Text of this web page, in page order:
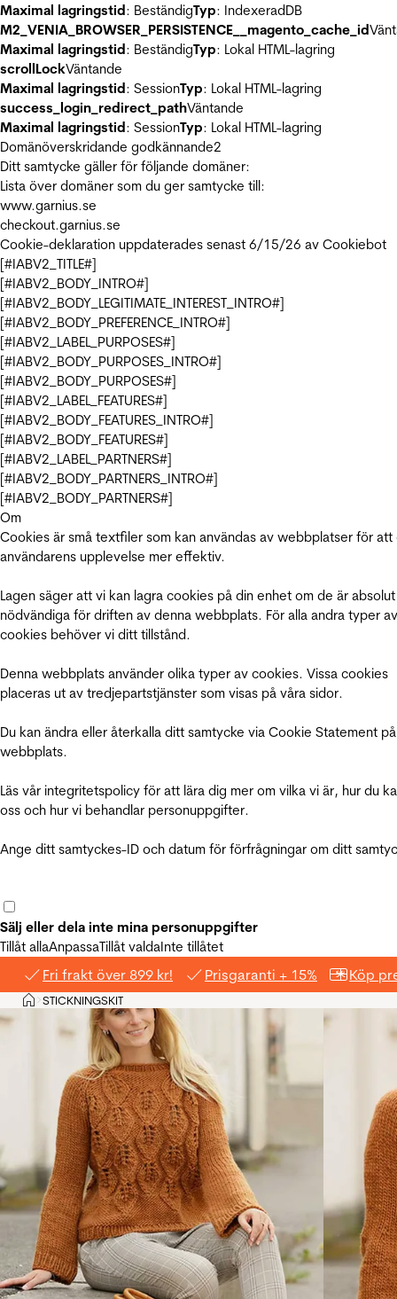
Maximal lagringstid: BeständigTyp: IndexeradDB
M2_VENIA_BROWSER_PERSISTENCE__magento_cache_id
Maximal lagringstid: BeständigTyp: Lokal HTML-lagring
scrollLockVäntande
Maximal lagringstid: SessionTyp: Lokal HTML-lagring
success_login_redirect_pathVäntande
Maximal lagringstid: SessionTyp: Lokal HTML-lagring
Domänöverskridande godkännande2
Ditt samtycke gäller för följande domäner:
Lista över domäner som du ger samtycke till:
www.garnius.se
checkout.garnius.se
Cookie-deklaration uppdaterades senast 6/15/26 av Cookiebot
[#IABV2_TITLE#]
[#IABV2_BODY_INTRO#]
[#IABV2_BODY_LEGITIMATE_INTEREST_INTRO#]
[#IABV2_BODY_PREFERENCE_INTRO#]
[#IABV2_LABEL_PURPOSES#]
[#IABV2_BODY_PURPOSES_INTRO#]
[#IABV2_BODY_PURPOSES#]
[#IABV2_LABEL_FEATURES#]
[#IABV2_BODY_FEATURES_INTRO#]
[#IABV2_BODY_FEATURES#]
[#IABV2_LABEL_PARTNERS#]
[#IABV2_BODY_PARTNERS_INTRO#]
[#IABV2_BODY_PARTNERS#]
Om
Cookies är små textfiler som kan användas av webbplatser för att
användarens upplevelse mer effektiv.
Lagen säger att vi kan lagra cookies på din enhet om de är absolut
nödvändiga för driften av denna webbplats. För alla andra typer av
cookies behöver vi ditt tillstånd.
Denna webbplats använder olika typer av cookies. Vissa cookies
placeras ut av tredjepartstjänster som visas på våra sidor.
Du kan ändra eller återkalla ditt samtycke via Cookie Statement
webbplats.
Läs vår integritetspolicy för att lära dig mer om vilka vi är, hur du
oss och hur vi behandlar personuppgifter.
Ange ditt samtyckes-ID och datum för förfrågningar om ditt
Sälj eller dela inte mina personuppgifter
Tillåt allaAnpassaTillåt valdaInte tillåtet
Fri frakt över 899 kr! Prisgaranti + 15% Köp
Hem
>STICKNINGSKIT